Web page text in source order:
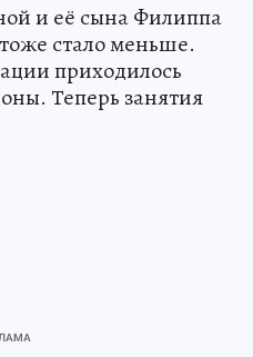
и её сына Филиппа
стало меньше.
приходилось
Теперь занятия